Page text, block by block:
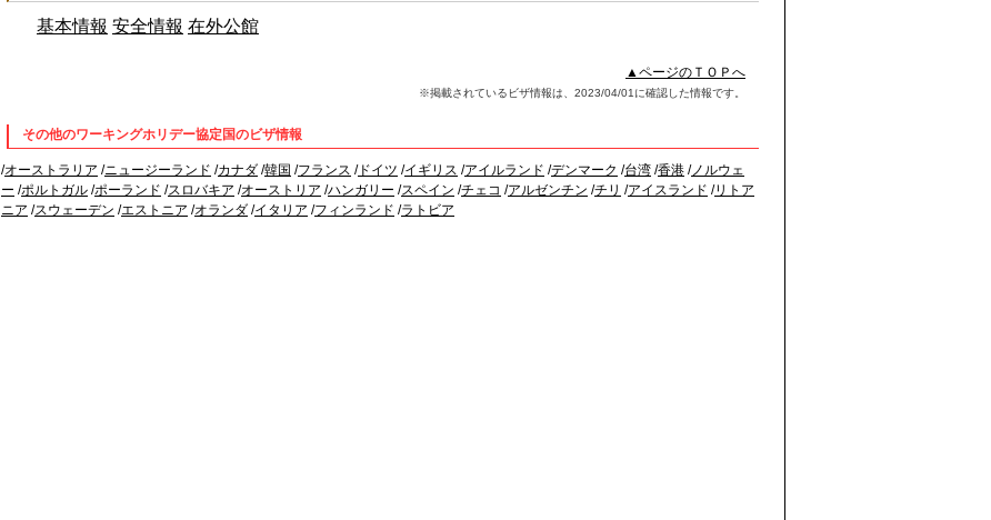
基本情報 安全情報 在外公館
▲ページのＴＯＰへ
※掲載されているビザ情報は、2023/04/01に確認した情報です。
その他のワーキングホリデー協定国のビザ情報
/オーストラリア /ニュージーランド /カナダ /韓国 /フランス /ドイツ /イギリス /アイルランド /デンマーク /台湾 /香港 /ノルウェ
ー /ポルトガル /ポーランド /スロバキア /オーストリア /ハンガリー /スペイン /チェコ /アルゼンチン /チリ /アイスランド /リトア
ニア /スウェーデン /エストニア /オランダ /イタリア /フィンランド /ラトビア